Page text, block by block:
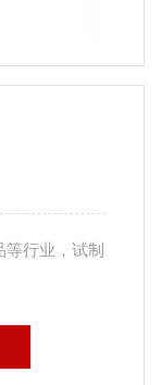
行业，试制